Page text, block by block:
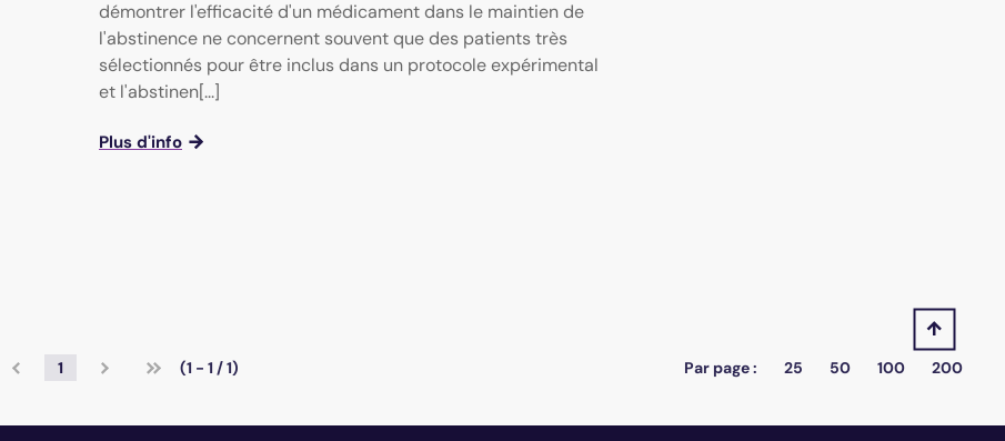
démontrer l'efficacité d'un médicament dans le maintien de
l'abstinence ne concernent souvent que des patients très
sélectionnés pour être inclus dans un protocole expérimental
et l'abstinen[...]
Plus d'info
1 (1 - 1 / 1) Par page : 25 50 100 200